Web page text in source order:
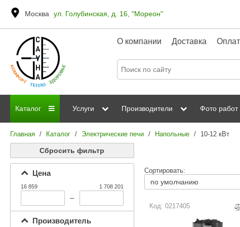
Москва ул. Голубинская, д. 16, "Мореон"
О компании Доставка
Каталог
Дровяные печи
Электрические печи
Услуги
Сауны
ИК сауны
Производители
Grandis
Kastor Sawo
Steam and Water
Фото работ
Главная / Каталог / Электрические печи / Напольные / 10-12 кВт
Сбросить фильтр
Цена
16 859
–
1 708 201
Производитель
Сортировать:
Код: 0217405